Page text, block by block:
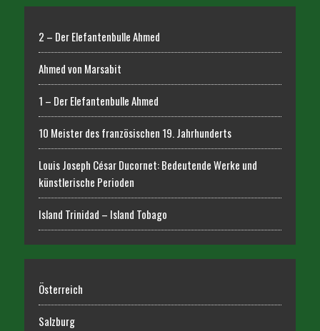
2 – Der Elefantenbulle Ahmed
Ahmed von Marsabit
1 – Der Elefantenbulle Ahmed
10 Meister des französischen 19. Jahrhunderts
Louis Joseph César Ducornet: Bedeutende Werke und
künstlerische Perioden
Island Trinidad – Island Tobago
Österreich
Salzburg